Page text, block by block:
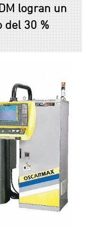
logran un
del 30 %